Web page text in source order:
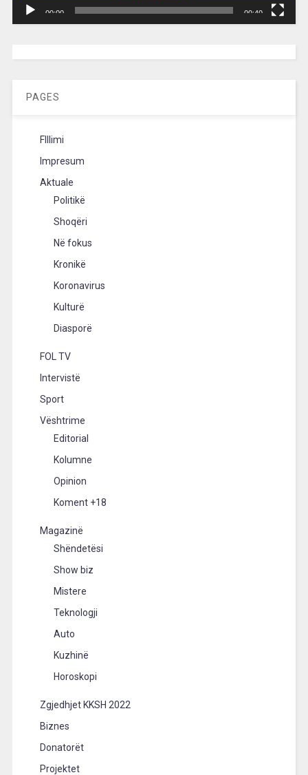
00:00 00:40
PAGES
FIllimi
Impresum
Aktuale
Politikë
Shoqëri
Në fokus
Kronikë
Koronavirus
Kulturë
Diasporë
FOL TV
Intervistë
Sport
Vështrime
Editorial
Kolumne
Opinion
Koment +18
Magazinë
Shëndetësi
Show biz
Mistere
Teknologji
Auto
Kuzhinë
Horoskopi
Zgjedhjet KKSH 2022
Biznes
Donatorët
Projektet